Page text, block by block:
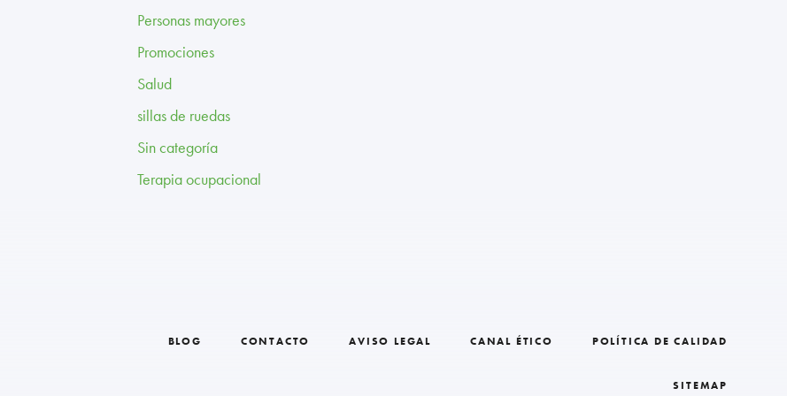
Personas mayores
Promociones
Salud
sillas de ruedas
Sin categoría
Terapia ocupacional
BLOG CONTACTO AVISO LEGAL CANAL ÉTICO POLÍTICA DE CALIDAD
SITEMAP